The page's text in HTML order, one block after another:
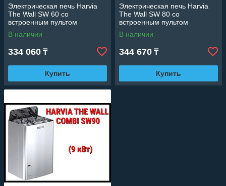
Электрическая печь Harvia
The Wall SW 60 со
встроенным пультом
(Мощность 6 кВт, объем 5-8
м3)
В наличии
334 060 ₸
Купить
Электрическая печь Harvia
The Wall SW 80 со
встроенным пультом
(Мощность 8 кВт, объем 7-12
м3)
В наличии
344 670 ₸
Купить